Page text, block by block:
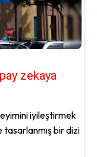
zekaya
iyileştirmek
tasarlanmış bir dizi